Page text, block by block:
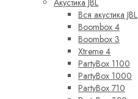
Акустика JBL
Вся акустика JBL
Boombox 4
Boombox 3
Xtreme 4
PartyBox 1100
PartyBox 1000
PartyBox 710